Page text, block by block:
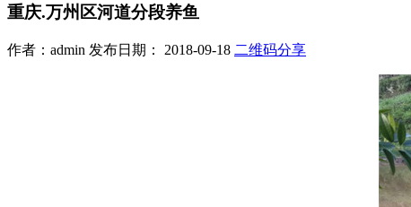
重庆.万州区河道分段养鱼
作者：admin 发布日期： 2018-09-18 二维码分享